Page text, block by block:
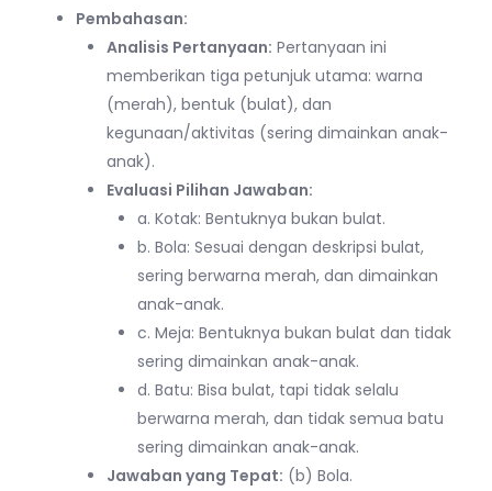
Pembahasan:
Analisis Pertanyaan: Pertanyaan ini
memberikan tiga petunjuk utama: warna
(merah), bentuk (bulat), dan
kegunaan/aktivitas (sering dimainkan anak-
anak).
Evaluasi Pilihan Jawaban:
a. Kotak: Bentuknya bukan bulat.
b. Bola: Sesuai dengan deskripsi bulat,
sering berwarna merah, dan dimainkan
anak-anak.
c. Meja: Bentuknya bukan bulat dan tidak
sering dimainkan anak-anak.
d. Batu: Bisa bulat, tapi tidak selalu
berwarna merah, dan tidak semua batu
sering dimainkan anak-anak.
Jawaban yang Tepat: (b) Bola.